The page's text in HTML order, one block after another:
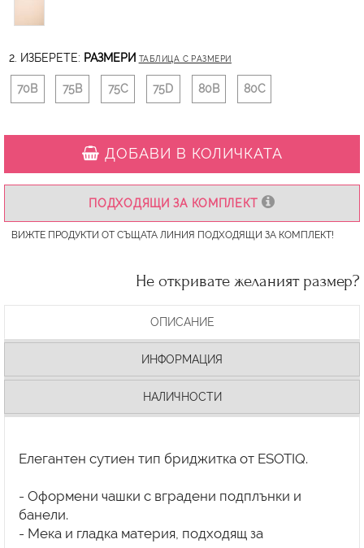
2. ИЗБЕРЕТЕ: РАЗМЕРИ ТАБЛИЦА С РАЗМЕРИ
70B 75B 75C 75D 80B 80C
ДОБАВИ В КОЛИЧКАТА
ПОДХОДЯЩИ ЗА КОМПЛЕКТ
ВИЖТЕ ПРОДУКТИ ОТ СЪЩАТА ЛИНИЯ ПОДХОДЯЩИ ЗА КОМПЛЕКТ!
Не откривате желаният размер?
ОПИСАНИЕ
ИНФОРМАЦИЯ
НАЛИЧНОСТИ
Елегантен сутиен тип бриджитка от ESOTIQ.
- Оформени чашки с вградени подплънки и
банели.
- Мека и гладка материя, подходящ за